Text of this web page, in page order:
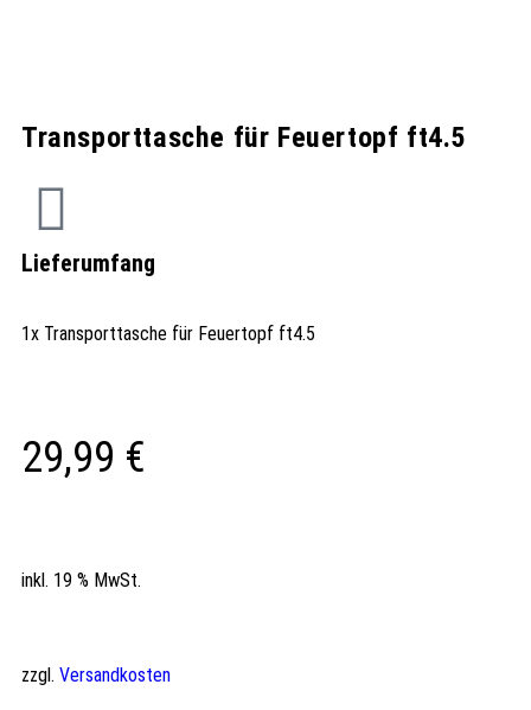
Transporttasche für Feuertopf ft4.5
Lieferumfang
1x Transporttasche für Feuertopf ft4.5
29,99 €
inkl. 19 % MwSt.
zzgl. Versandkosten